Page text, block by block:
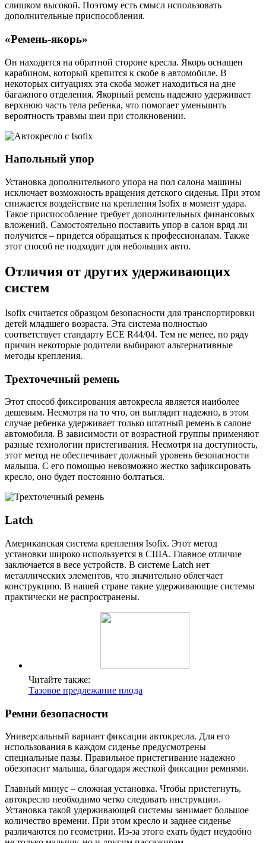
слишком высокой. Поэтому есть смысл использовать
дополнительные приспособления.
«Ремень-якорь»
Он находится на обратной стороне кресла. Якорь оснащен
карабином, который крепится к скобе в автомобиле. В
некоторых ситуациях эта скоба может находиться на дне
багажного отделения. Якорный ремень надежно удерживает
верхнюю часть тела ребенка, что помогает уменьшить
вероятность травмы шеи при столкновении.
Напольный упор
Установка дополнительного упора на пол салона машины
исключает возможность вращения детского сиденья. При этом
снижается воздействие на крепления Isofix в момент удара.
Такое приспособление требует дополнительных финансовых
вложений. Самостоятельно поставить упор в салон вряд ли
получится – придется обращаться к профессионалам. Также
этот способ не подходит для небольших авто.
Отличия от других удерживающих
систем
Isofix считается образцом безопасности для транспортировки
детей младшего возраста. Эта система полностью
соответствует стандарту ECE R44/04. Тем не менее, по ряду
причин некоторые родители выбирают альтернативные
методы крепления.
Трехточечный ремень
Этот способ фиксирования автокресла является наиболее
дешевым. Несмотря на то что, он выглядит надежно, в этом
случае ребенка удерживает только штатный ремень в салоне
автомобиля. В зависимости от возрастной группы применяют
разные технологии пристегивания. Несмотря на доступность,
этот метод не обеспечивает должный уровень безопасности
малыша. С его помощью невозможно жестко зафиксировать
кресло, оно будет постоянно болтаться.
Latch
Американская система крепления Isofix. Этот метод
установки широко используется в США. Главное отличие
заключается в весе устройств. В системе Latch нет
металлических элементов, что значительно облегчает
конструкцию. В нашей стране такие удерживающие системы
практически не распространены.
Читайте также:
Тазовое предлежание плода
Ремни безопасности
Универсальный вариант фиксации автокресла. Для его
использования в каждом сиденье предусмотрены
специальные пазы. Правильное пристегивание надежно
обезопасит малыша, благодаря жесткой фиксации ремнями.
Главный минус – сложная установка. Чтобы пристегнуть,
автокресло необходимо четко следовать инструкции.
Установка такой удерживающей системы занимает большое
количество времени. При этом кресло и заднее сиденье
различаются по геометрии. Из-за этого ехать будет неудобно